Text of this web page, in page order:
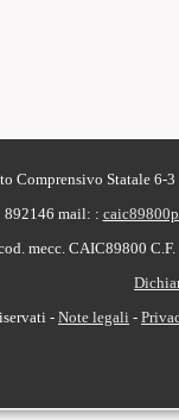
Comprensivo Statale 6-
892146 mail: :
mecc. CAIC89800
-Note legali -